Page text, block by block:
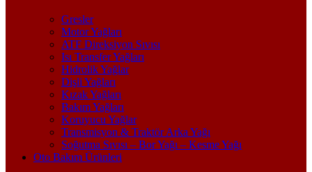
Gresler
Motor Yağları
ATF Direksiyon Sıvısı
Isı Transfer Yağları
Hidrolik Yağlar
Dişli Yağları
Kızak Yağları
Bakım Yağları
Koruyucu Yağlar
Transmisyon & Traktör Arka Yağı
Soğutma Sıvısı – Bor Yağı – Kesme Yağı
Oto Bakım Ürünleri